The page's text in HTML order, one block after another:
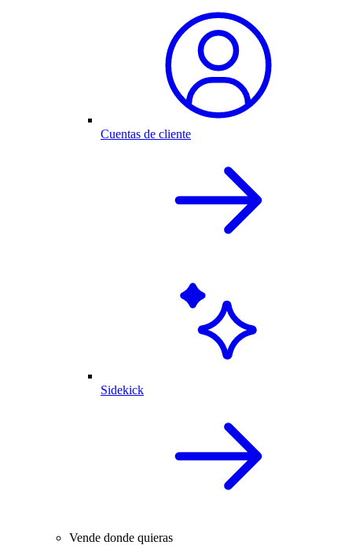
Cuentas de cliente
Sidekick
Vende donde quieras